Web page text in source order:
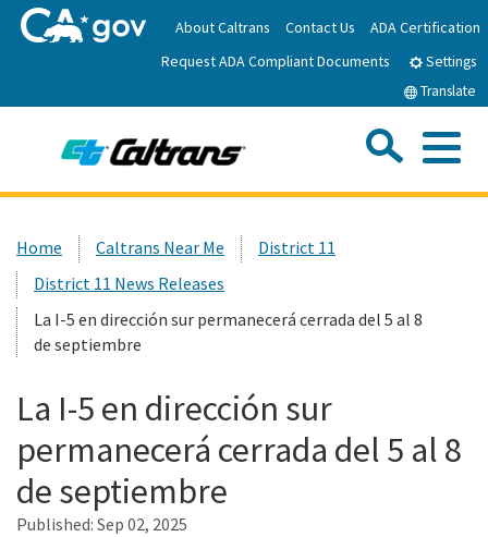
to
Main
About Caltrans Contact Us
ADA Certification
Request ADA Compliant Documents
Settings
Translate
News
Work with Caltrans
Programs
Caltrans Near Me
Custom Google Search
Home Caltrans Near Me
District 11
District 11 News Releases
La I-5 en dirección sur permanecerá cerrada del 5 al 8
de septiembre
La I-5 en dirección sur
permanecerá cerrada del 5 al 8
de septiembre
Published: Sep 02, 2025